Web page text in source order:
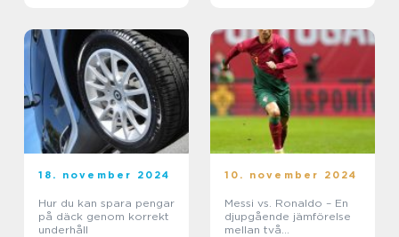
18. november 2024
Hur du kan spara pengar
på däck genom korrekt
underhåll
10. november 2024
Messi vs. Ronaldo – En
djupgående jämförelse
mellan två